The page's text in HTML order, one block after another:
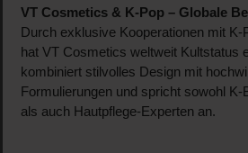
VT Cosmetics & K-Pop – Globale
Durch exklusive Kooperationen mit K-
hat VT Cosmetics weltweit Kultstatus
kombiniert stilvolles Design mit
Formulierungen und spricht sowohl
als auch Hautpflege-Experten an.